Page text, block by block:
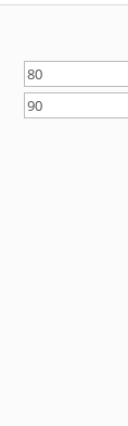
Min.
Preis